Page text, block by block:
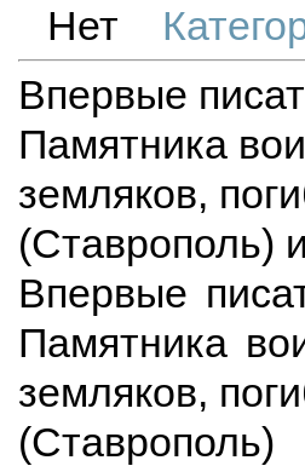
Нет
Впервые
Памятника
земляков,
(Ставрополь)
Впервые
Памятника
земляков,